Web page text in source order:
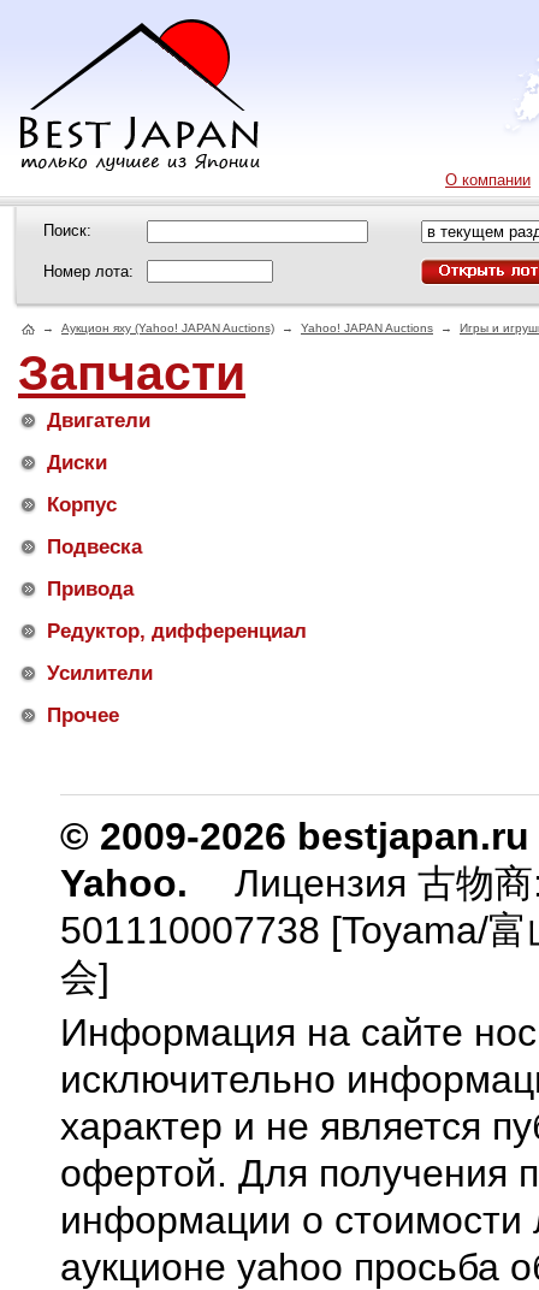
О компании
Поиск:
Номер лота:
→ Аукцион яху (Yahoo! JAPAN Auctions) → Yahoo! JAPAN Auctions → Игры и
Запчасти
Двигатели
Диски
Корпус
Подвеска
Привода
Редуктор, дифференциал
Усилители
Прочее
© 2009-2026
Yahoo.
Лицензия 古物
501110007738 [Toyama/
会]
Информация на сайте
исключительно
характер и не является
офертой. Для получения
информации о стоимости
аукционе yahoo просьба